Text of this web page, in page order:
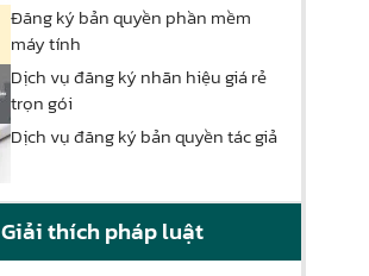
Đăng ký bản quyền phần mềm
máy tính
Dịch vụ đăng ký nhãn hiệu giá rẻ
trọn gói
Dịch vụ đăng ký bản quyền tác giả
Giải thích pháp luật